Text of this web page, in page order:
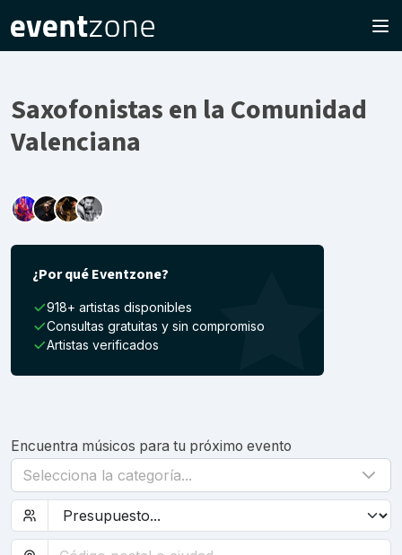
Saxofonistas en la Comunidad
Valenciana
¿Por qué Eventzone?
918+ artistas disponibles
Consultas gratuitas y sin compromiso
Artistas verificados
Encuentra músicos para tu próximo evento
Selecciona la categoría...